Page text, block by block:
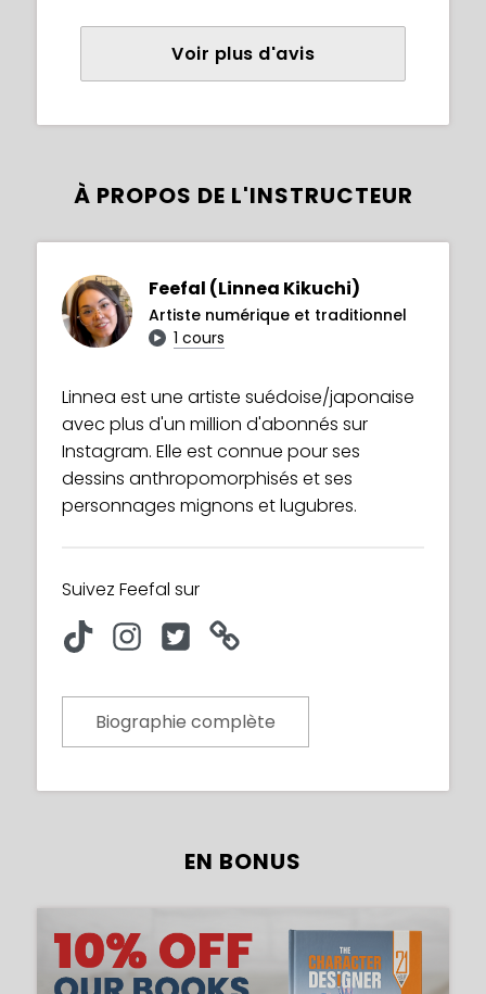
Voir plus d'avis
À PROPOS DE L'INSTRUCTEUR
Feefal (Linnea Kikuchi)
Artiste numérique et traditionnel
1 cours
Linnea est une artiste suédoise/japonaise
avec plus d'un million d'abonnés sur
Instagram. Elle est connue pour ses
dessins anthropomorphisés et ses
personnages mignons et lugubres.
Suivez Feefal sur
Biographie complète
EN BONUS